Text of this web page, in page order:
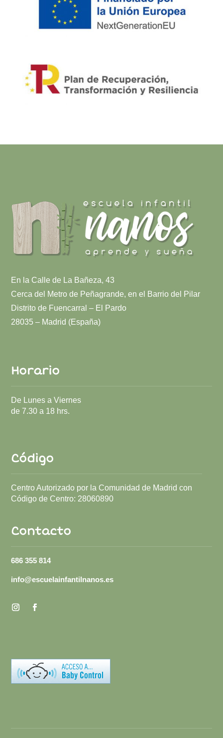
En la Calle de La Bañeza, 43
Cerca del Metro de Peñagrande, en el Barrio del Pilar
Distrito de Fuencarral – El Pardo
28035 – Madrid (España)
Horario
De Lunes a Viernes
de 7.30 a 18 hrs.
Código
Centro Autorizado por la Comunidad de Madrid con
Código de Centro: 28060890
Contacto
686 355 814
info@escuelainfantilnanos.es